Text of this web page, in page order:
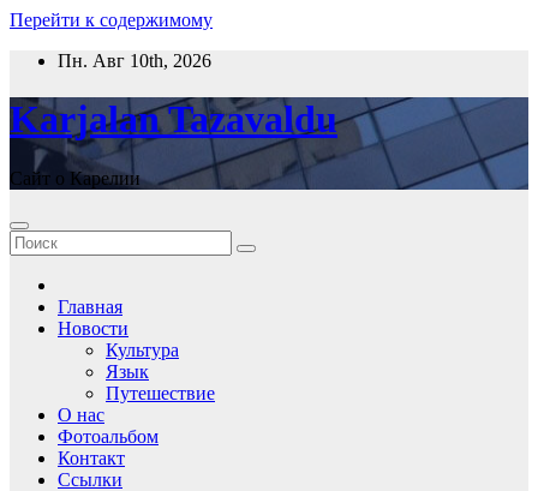
Перейти к содержимому
Пн. Авг 10th, 2026
Karjalan Tazavaldu
Сайт о Карелии
Главная
Новости
Культура
Язык
Путешествие
О нас
Фотоальбом
Контакт
Ссылки